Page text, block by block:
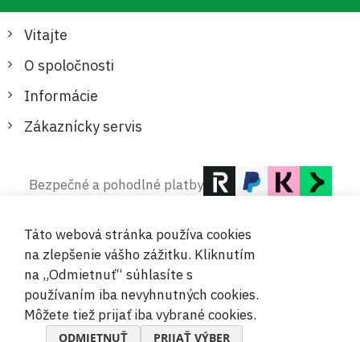
Vitajte
O spoločnosti
Informácie
Zákaznícky servis
Bezpečné a pohodlné platby
© 2019-2026 Megamix s.r.o.
Táto webová stránka používa cookies
na zlepšenie vášho zážitku. Kliknutím
na „Odmietnuť“ súhlasíte s
používaním iba nevyhnutných cookies.
Môžete tiež prijať iba vybrané cookies.
ODMIETNUŤ PRIJAŤ VÝBER